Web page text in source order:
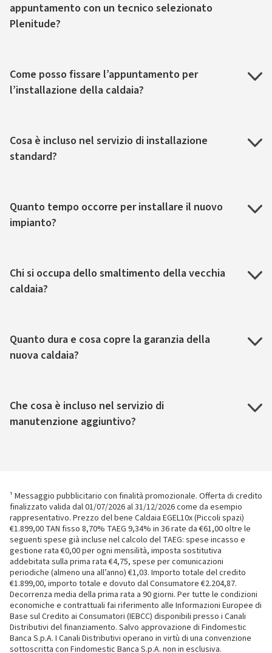
appuntamento con un tecnico selezionato
Plenitude?
Come posso fissare l’appuntamento per
l’installazione della caldaia?
Cosa è incluso nel servizio di installazione
standard?
Quanto tempo occorre per installare il nuovo
impianto?
Chi si occupa dello smaltimento della vecchia
caldaia?
Quanto dura e cosa copre la garanzia della
nuova caldaia?
Che cosa è incluso nel servizio di
manutenzione aggiuntivo?
¹ Messaggio pubblicitario con finalità promozionale. Offerta di credito
finalizzato valida dal 01/07/2026 al 31/12/2026 come da esempio
rappresentativo. Prezzo del bene Caldaia EGEL10x (Piccoli spazi)
€1.899,00 TAN fisso 8,70% TAEG 9,34% in 36 rate da €61,00 oltre le
seguenti spese già incluse nel calcolo del TAEG: spese incasso e
gestione rata €0,00 per ogni mensilità, imposta sostitutiva
addebitata sulla prima rata €4,75, spese per comunicazioni
periodiche (almeno una all’anno) €1,03. Importo totale del credito
€1.899,00, importo totale e dovuto dal Consumatore €2.204,87.
Decorrenza media della prima rata a 90 giorni. Per tutte le condizioni
economiche e contrattuali fai riferimento alle Informazioni Europee di
Base sul Credito ai Consumatori (IEBCC) disponibili presso i Canali
Distributivi del finanziamento. Salvo approvazione di Findomestic
Banca S.p.A. I Canali Distributivi operano in virtù di una convenzione
sottoscritta con Findomestic Banca S.p.A. non in esclusiva.